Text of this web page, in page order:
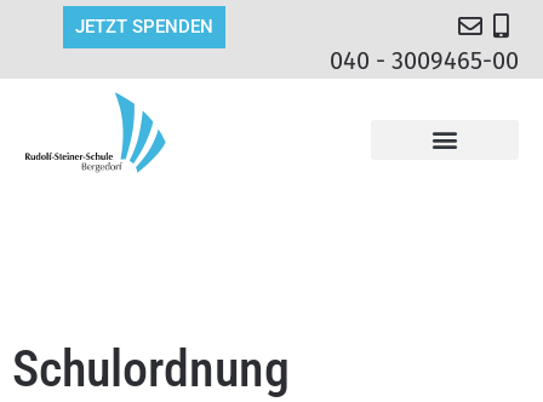
JETZT SPENDEN
040 - 3009465-00
Schulordnung